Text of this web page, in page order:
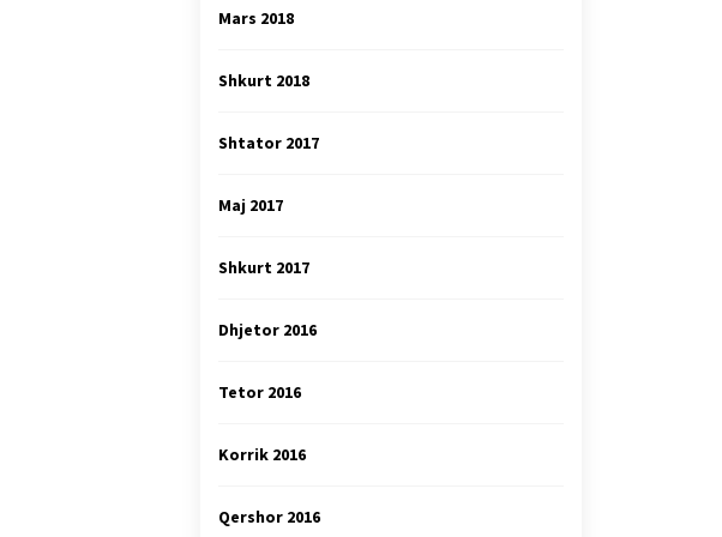
Mars 2018
Shkurt 2018
Shtator 2017
Maj 2017
Shkurt 2017
Dhjetor 2016
Tetor 2016
Korrik 2016
Qershor 2016